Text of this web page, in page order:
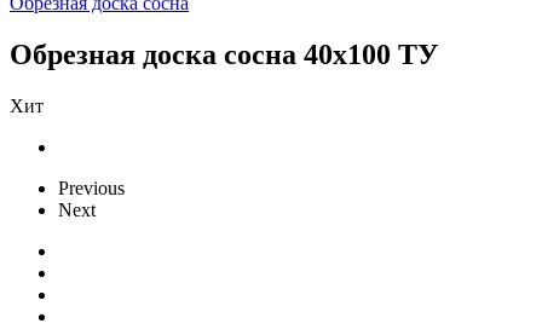
Обрезная доска сосна 40х100 ТУ
Хит
Previous
Next